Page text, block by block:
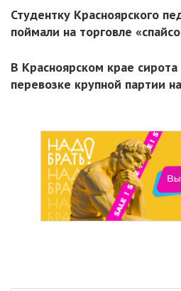
Студентку Красноярского
поймали на торговле
В Красноярском крае сирота
перевозке крупной партии